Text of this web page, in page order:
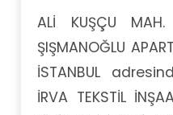
ALİ KUŞÇU
ŞIŞMANOĞLU
İSTANBUL
İRVA TEKSTİL